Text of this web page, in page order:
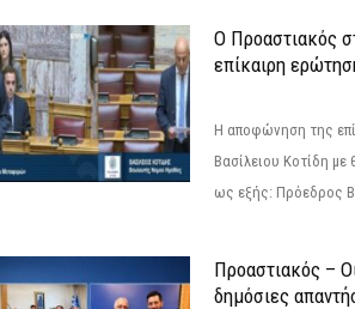
Ο Προαστιακός
επίκαιρη
Η αποφώνηση της
Βασίλειου Κοτίδη με
ως εξής: Πρόεδρος
Προαστιακός –
δημόσιες